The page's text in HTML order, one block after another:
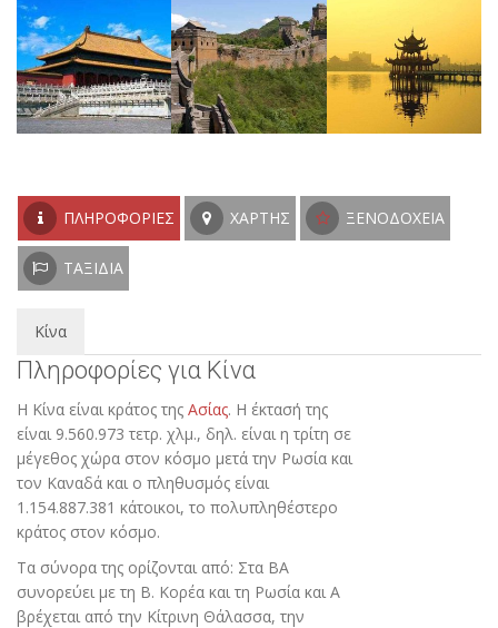
ΠΛΗΡΟΦΟΡΊΕΣ ΧΆΡΤΗΣ ΞΕΝΟΔΟΧΕΊΑ
ΤΑΞΊΔΙΑ
Κίνα
Πληροφορίες για Κίνα
Η Κίνα είναι κράτος της Ασίας. Η έκτασή της
είναι 9.560.973 τετρ. χλμ., δηλ. είναι η τρίτη σε
μέγεθος χώρα στον κόσμο μετά την Ρωσία και
τον Καναδά και ο πληθυσμός είναι
1.154.887.381 κάτοικοι, το πολυπληθέστερο
κράτος στον κόσμο.
Τα σύνορα της ορίζονται από: Στα ΒΑ
συνορεύει με τη Β. Κορέα και τη Ρωσία και Α
βρέχεται από την Κίτρινη Θάλασσα, την